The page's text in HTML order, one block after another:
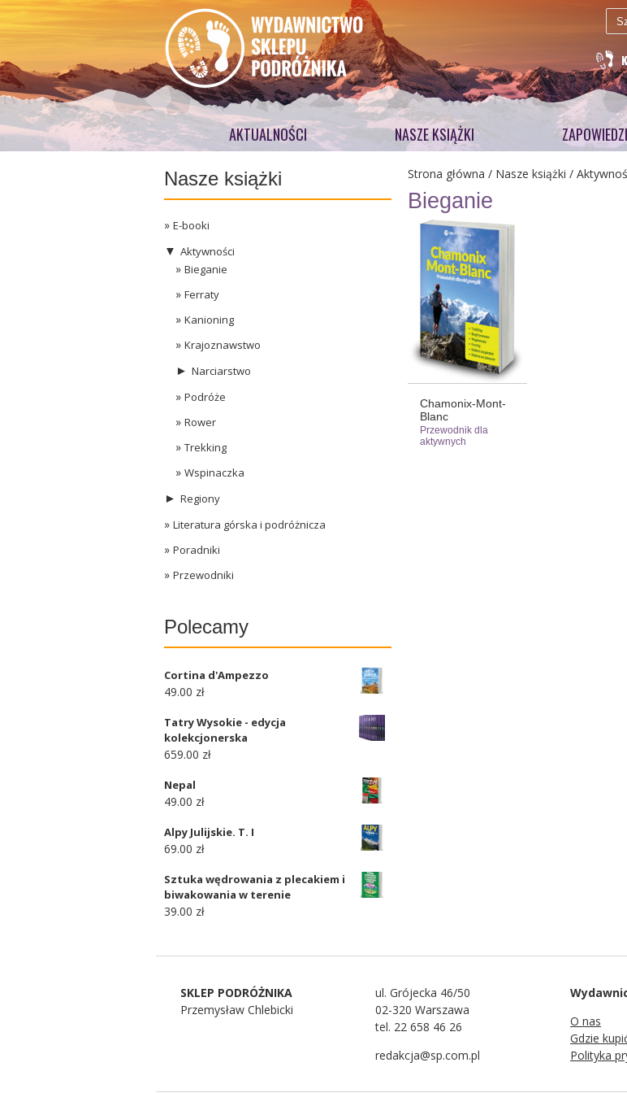
AKTUALNOŚCI NASZE KSIĄŻKI ZAPOWIEDZI
Strona główna / Nasze książki /
Bieganie
Chamonix-Mont-
Blanc
Przewodnik dla
aktywnych
Nasze książki
E-booki
▼ Aktywności
Bieganie
Ferraty
Kanioning
Krajoznawstwo
► Narciarstwo
Podróże
Rower
Trekking
Wspinaczka
► Regiony
Literatura górska i podróżnicza
Poradniki
Przewodniki
Polecamy
Cortina d'Ampezzo
49.00 zł
Tatry Wysokie - edycja
kolekcjonerska
659.00 zł
Nepal
49.00 zł
Alpy Julijskie. T. I
69.00 zł
Sztuka wędrowania z plecakiem i
biwakowania w terenie
39.00 zł
SKLEP PODRÓŻNIKA
Przemysław Chlebicki
ul. Grójecka 46/50
02-320 Warszawa
tel. 22 658 46 26
redakcja@sp.com.pl
O nas
Gdzie
Polityka